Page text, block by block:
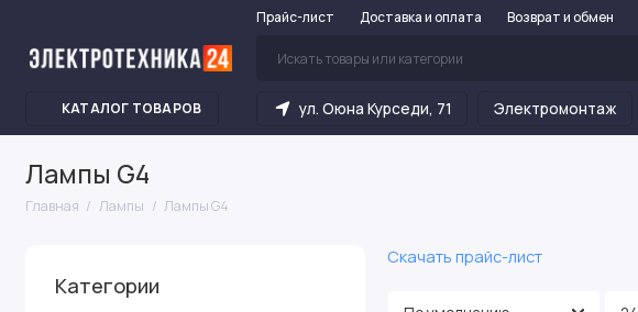
Прайс-лист Доставка и оплата Возврат и обмен
КАТАЛОГ ТОВАРОВ ул. Оюна Курседи, 71 Электромонтаж
Лампы G4
Главная Лампы Лампы G4
Категории
Скачать прайс-лист